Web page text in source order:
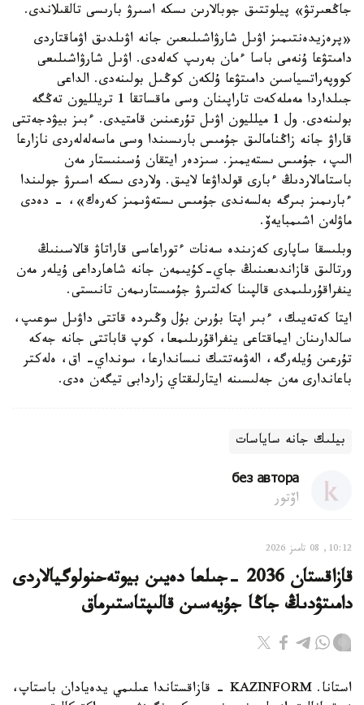
جاڭعىرتۋ» پيلوتتىق جوبالارىن ىسكە اسىرۋ بارىسى تالقىلاندى.
«پرەزيدەنتىمىز اۋىل شارۋاشىلىعىن جانە اۋىلدىق اۋماقتاردى
دامىتۋعا ۇنەمى باسا ءمان بەرىپ كەلەدى. اۋىل شارۋاشىلىعى
كووپەراتسياسىن دامىتۋعا ۇلكەن كوڭىل بولىنەدى. الداعى
جىلداردا مەملەكەت تاراپىنان وسى ماقساتقا 1 تريلليون تەڭگە
بولىنەدى. ول 1 ميلليون اۋىل تۇرعىنىن قامتيدى. ءبىز بيۋدجەتتى
قاراۋ جانە زاڭنامالىق جۇمىس بارىسىندا وسى ماسەلەلەردى نازارعا
الىپ، جۇمىس ىستەيمىز. سىزدەر ايتقان ۇسىنىستار مەن
باستامالاردىڭ ءبارى قولداۋعا لايىق. ولاردى ىسكە اسىرۋ جولىندا
ءبارىمىز بىرگە بەلسەندى جۇمىس ىستەۋىمىز كەرەك»، - دەدى
ماۋلەن اشىمبايەۆ.
وبلىسقا ساپارى كەزىندە سەنات ءتوراعاسى قاراتاۋ قالاسىنىڭ
ورتالىق قازاندىعىنىڭ جاي-كۇيىمەن جانە شاھارداعى ۇيلەر مەن
ينفراقۇرىلىمدى قالپىنا كەلتىرۋ جۇمىستارىمەن تانىستى.
ايتا كەتەيىك، ءبىر اپتا بۇرىن بۇل وڭىردە قاتتى داۋىل سوعىپ،
سالدارىنان ايماقتاعى ينفراقۇرىلىمعا، كوپ قاباتتى جانە جەكە
تۇرعىن ۇيلەرگە، الەۋمەتتىك نىساندارعا، سونداي- اق، ەلەكتر
باعاندارى مەن جەلىسىنە ايتارلىقتاي زاردابى تيگەن ەدى.
بيلىك جانە ساياسات
без автора
اۆتور
10:12, 08 تامىز 2026
قازاقستان 2036 -جىلعا دەيىن بيوتەحنولوگيالاردى
دامىتۋدىڭ جاڭا جۇيەسىن قالىپتاستىرماق
استانا. KAZINFORM - قازاقستاندا عىلىمي يدەيادان باستاپ،